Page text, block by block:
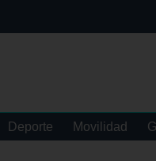
Deporte Movilidad